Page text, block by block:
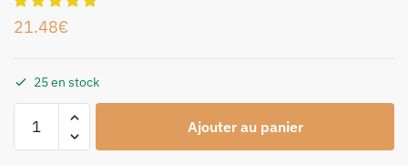
21.48€
25 en stock
Ajouter au panier